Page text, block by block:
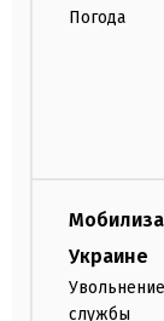
Погода
Украине
службы